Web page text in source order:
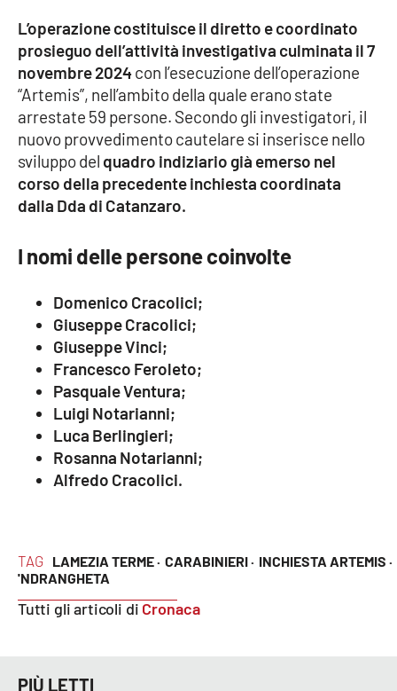
LaC OnAir
EDIZIONI
LOCALI
Catanzaro
Crotone
Reggio Calabria
Cosenza
Lamezia Terme
PROGETTI
SPECIALI
Buona Sanità Calabria
Destinazioni
Food
TAG LAMEZIA TERME · CARABINIERI · INCHIESTA ARTEMIS ·
'NDRANGHETA
Tutti gli articoli di Cronaca
L’operazione costituisce il diretto e coordinato
prosieguo dell’attività investigativa culminata il 7
novembre 2024con l’esecuzione dell’operazione
“Artemis”, nell’ambito della quale erano state
arrestate 59 persone. Secondo gli investigatori, il
nuovo provvedimento cautelare si inserisce nello
sviluppo del quadro indiziario già emerso nel
corso della precedente inchiesta coordinata
dalla Dda di Catanzaro.
I nomi delle persone coinvolte
Domenico Cracolici;
Giuseppe Cracolici;
Giuseppe Vinci;
Francesco Feroleto;
Pasquale Ventura;
Luigi Notarianni;
Luca Berlingieri;
Rosanna Notarianni;
Alfredo Cracolici.
PIÙ LETTI